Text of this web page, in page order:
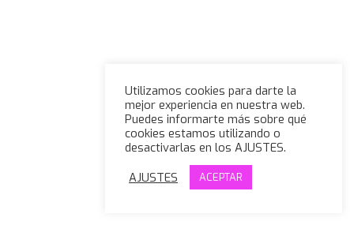
Utilizamos cookies para darte la
mejor experiencia en nuestra web.
Puedes informarte más sobre qué
cookies estamos utilizando o
desactivarlas en los AJUSTES.
AJUSTES
ACEPTAR